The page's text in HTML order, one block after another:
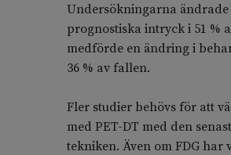
Undersökningarna
prognostiska intryck i 51 %
medförde en ändring i
36 % av fallen.
Fler studier behövs för att
med PET-DT med den
tekniken. Även om FDG har